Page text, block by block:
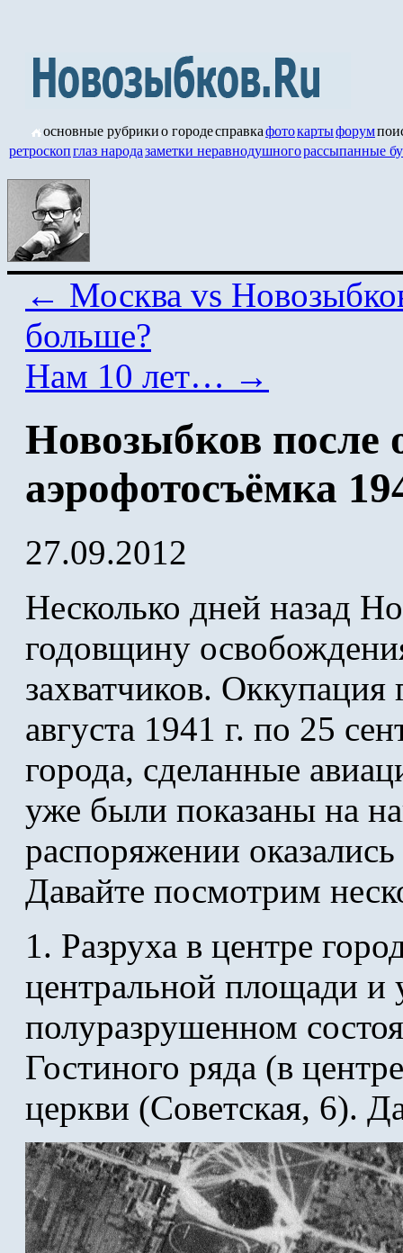
основные рубрикио городесправкафотокартыфорум
ретроскопглаз народазаметки неравнодушногорассыпанные
← Москва vs
больше?
Нам 10 лет… →
Новозыбков после
аэрофотосъёмка
27.09.2012
Несколько дней назад
годовщину
захватчиков.
августа 1941 г. по 25
города, сделанные
уже были показаны на
распоряжении
Давайте посмотрим
1. Разруха в центре
центральной площади
полуразрушенном
Гостиного ряда (в
церкви (Советская, 6).